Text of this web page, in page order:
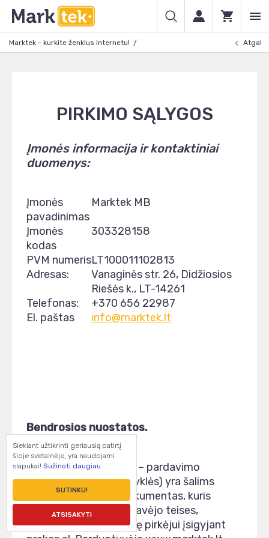
Marktek - kurkite ženklus internetu! Atgal
PIRKIMO SĄLYGOS
Įmonės informacija ir kontaktiniai
duomenys:
Įmonės
pavadinimas
Marktek MB
Įmonės
kodas
303328158
PVM numerisLT100011102813
Adresas:
Vanaginės str. 26, Didžiosios
Riešės k., LT-14261
Telefonas:
+370 656 22987
El. paštas
info@marktek.lt
Bendrosios nuostatos.
1.1. Šios prekių pirkimo – pardavimo
taisyklės (toliau – taisyklės) yra šalims
privalomas teisinis dokumentas, kuris
nustato pirkėjo ir pardavėjo teises,
pareigas ir atsakomybę pirkėjui įsigyjant
Siekiant užtikrinti geriausią patirtį
šioje svetainėje, yra naudojami
slapukai! Sužinoti daugiau
SUTINKU!
ATSISAKYTI